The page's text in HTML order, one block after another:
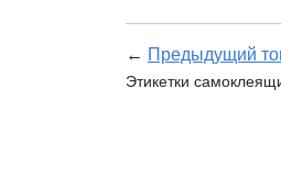
← Предыдущий
Этикетки